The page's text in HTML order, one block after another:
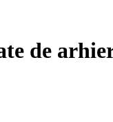
de